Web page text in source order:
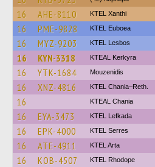
16 AHE-8110 KTEL Xanthi
16 PME-9828 ΚΤΕL Euboea
16 MYZ-9203 KTEL Lesbos
16 KYN-3318 KTEAL Kerkyra
16 YTK-1684 Mouzenidis
16 XNZ-4816 KTEL Chania–Reth.
16 KTEAL Chania
16 EYA-3473 KTEL Lefkada
16 EPK-4000 KTEL Serres
16 ATE-4911 KTEL Arta
16 KOB-4507 KTEL Rhodope